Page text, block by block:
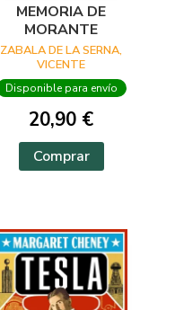
MEMORIA DE
MORANTE
ZABALA DE LA SERNA,
VICENTE
Disponible para envío
20,90 €
Comprar